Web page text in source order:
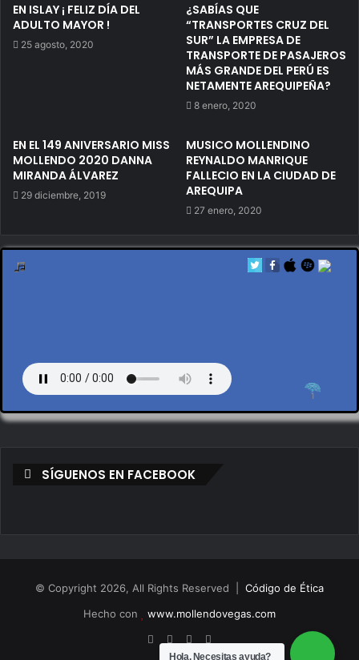
EN ISLAY ¡ FELIZ DÍA DEL
ADULTO MAYOR !
25 agosto, 2020
¿SABÍAS QUE
“TRANSPORTES CRUZ DEL
SUR” LA EMPRESA DE
TRANSPORTE DE PASAJEROS
MÁS GRANDE DEL PERÚ ES
NETAMENTE AREQUIPEÑA?
8 enero, 2020
EN EL 149 ANIVERSARIO MISS
MOLLENDO 2020 DANNA
MIRANDA ÁLVAREZ
29 diciembre, 2019
MUSICO MOLLENDINO
REYNALDO MANRIQUE
FALLECIO EN LA CIUDAD DE
AREQUIPA
27 enero, 2020
SÍGUENOS EN FACEBOOK
© Copyright 2026, All Rights Reserved | Código de Ética
Hecho con
www.mollendovegas.com
Hola, Necesitas ayuda?